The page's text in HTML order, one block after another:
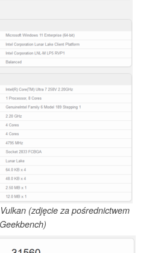
(zdjęcie za pośrednictwem
Geekbench)